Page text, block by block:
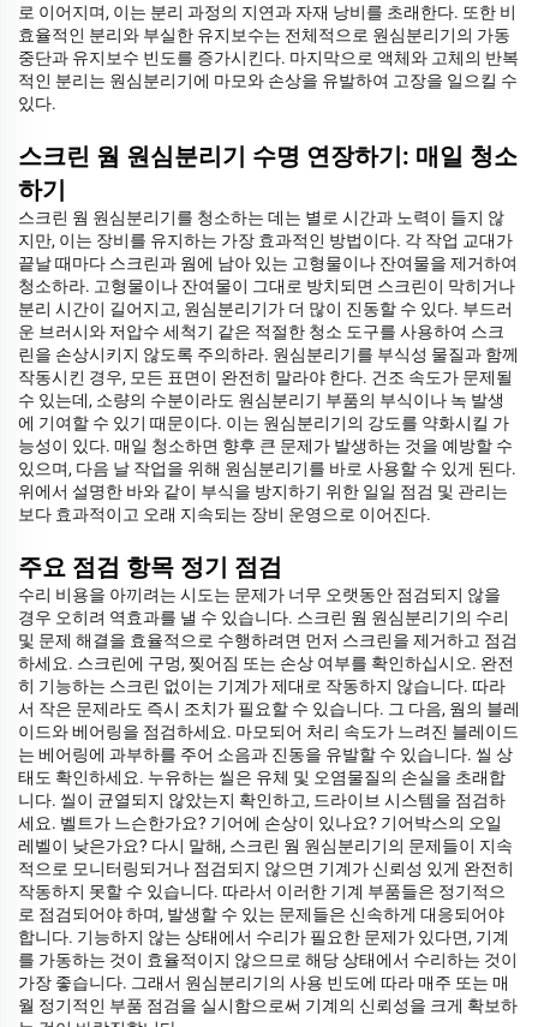
로 이어지며, 이는 분리 과정의 지연과 자재 낭비를 초래한다. 또한 비
효율적인 분리와 부실한 유지보수는 전체적으로 원심분리기의 가동
중단과 유지보수 빈도를 증가시킨다. 마지막으로 액체와 고체의 반복
적인 분리는 원심분리기에 마모와 손상을 유발하여 고장을 일으킬 수
있다.
스크린 웜 원심분리기 수명 연장하기: 매일 청소
하기
스크린 웜 원심분리기를 청소하는 데는 별로 시간과 노력이 들지 않
지만, 이는 장비를 유지하는 가장 효과적인 방법이다. 각 작업 교대가
끝날 때마다 스크린과 웜에 남아 있는 고형물이나 잔여물을 제거하여
청소하라. 고형물이나 잔여물이 그대로 방치되면 스크린이 막히거나
분리 시간이 길어지고, 원심분리기가 더 많이 진동할 수 있다. 부드러
운 브러시와 저압수 세척기 같은 적절한 청소 도구를 사용하여 스크
린을 손상시키지 않도록 주의하라. 원심분리기를 부식성 물질과 함께
작동시킨 경우, 모든 표면이 완전히 말라야 한다. 건조 속도가 문제될
수 있는데, 소량의 수분이라도 원심분리기 부품의 부식이나 녹 발생
에 기여할 수 있기 때문이다. 이는 원심분리기의 강도를 약화시킬 가
능성이 있다. 매일 청소하면 향후 큰 문제가 발생하는 것을 예방할 수
있으며, 다음 날 작업을 위해 원심분리기를 바로 사용할 수 있게 된다.
위에서 설명한 바와 같이 부식을 방지하기 위한 일일 점검 및 관리는
보다 효과적이고 오래 지속되는 장비 운영으로 이어진다.
주요 점검 항목 정기 점검
수리 비용을 아끼려는 시도는 문제가 너무 오랫동안 점검되지 않을
경우 오히려 역효과를 낼 수 있습니다. 스크린 웜 원심분리기의 수리
및 문제 해결을 효율적으로 수행하려면 먼저 스크린을 제거하고 점검
하세요. 스크린에 구멍, 찢어짐 또는 손상 여부를 확인하십시오. 완전
히 기능하는 스크린 없이는 기계가 제대로 작동하지 않습니다. 따라
서 작은 문제라도 즉시 조치가 필요할 수 있습니다. 그 다음, 웜의 블레
이드와 베어링을 점검하세요. 마모되어 처리 속도가 느려진 블레이드
는 베어링에 과부하를 주어 소음과 진동을 유발할 수 있습니다. 씰 상
태도 확인하세요. 누유하는 씰은 유체 및 오염물질의 손실을 초래합
니다. 씰이 균열되지 않았는지 확인하고, 드라이브 시스템을 점검하
세요. 벨트가 느슨한가요? 기어에 손상이 있나요? 기어박스의 오일
레벨이 낮은가요? 다시 말해, 스크린 웜 원심분리기의 문제들이 지속
적으로 모니터링되거나 점검되지 않으면 기계가 신뢰성 있게 완전히
작동하지 못할 수 있습니다. 따라서 이러한 기계 부품들은 정기적으
로 점검되어야 하며, 발생할 수 있는 문제들은 신속하게 대응되어야
합니다. 기능하지 않는 상태에서 수리가 필요한 문제가 있다면, 기계
를 가동하는 것이 효율적이지 않으므로 해당 상태에서 수리하는 것이
가장 좋습니다. 그래서 원심분리기의 사용 빈도에 따라 매주 또는 매
월 정기적인 부품 점검을 실시함으로써 기계의 신뢰성을 크게 확보하